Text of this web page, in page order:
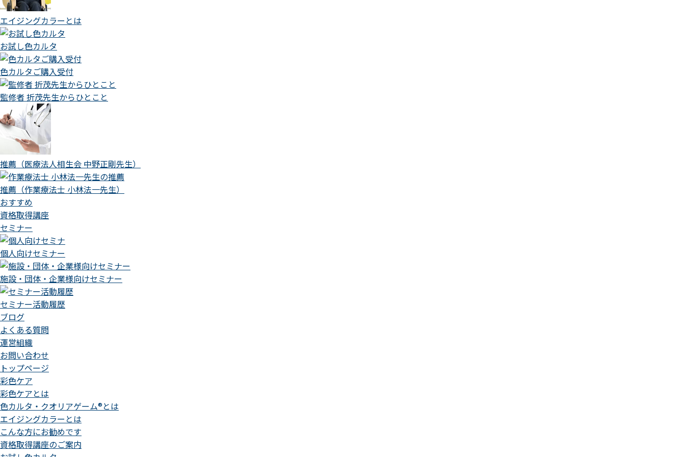
エイジングカラーとは
お試し色カルタ
色カルタご購入受付
監修者 折茂先生からひとこと
推薦（医療法人相生会 中野正剛先生）
推薦（作業療法士 小林法一先生）
おすすめ
資格取得講座
セミナー
個人向けセミナー
施設・団体・企業様向けセミナー
セミナー活動履歴
ブログ
よくある質問
運営組織
お問い合わせ
トップページ
彩色ケア
彩色ケアとは
色カルタ・クオリアゲーム®とは
エイジングカラーとは
こんな方にお勧めです
資格取得講座のご案内